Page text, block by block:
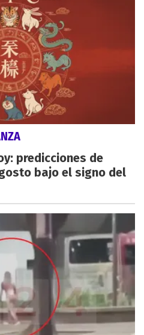
predicciones de
bajo el signo del